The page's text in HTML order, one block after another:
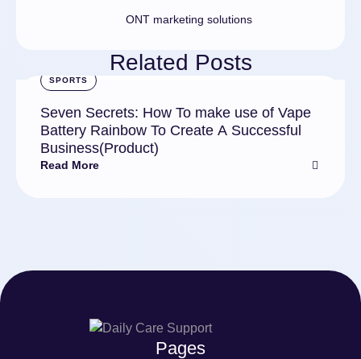
ONT marketing solutions
Related Posts
SPORTS
Seven Secrets: How To make use of Vape
Battery Rainbow To Create A Successful
Business(Product)
Read More
Pages